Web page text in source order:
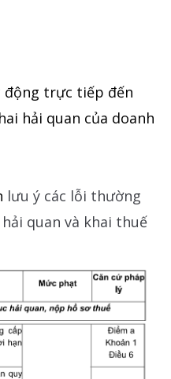
động trực tiếp đến
hải quan của doanh
lưu ý các lỗi thường
quan và khai thuế